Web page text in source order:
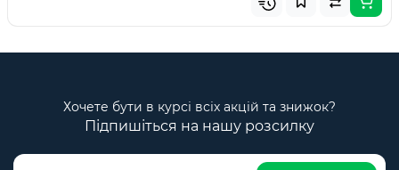
Хочете бути в курсі всіх акцій та знижок?
Підпишіться на нашу розсилку